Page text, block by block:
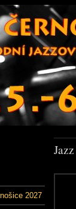
2027